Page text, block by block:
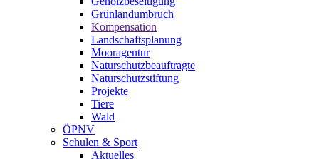
Grünlandumbruch
Kompensation
Landschaftsplanung
Mooragentur
Naturschutzbeauftragte
Naturschutzstiftung
Projekte
Tiere
Wald
ÖPNV
Schulen & Sport
Aktuelles